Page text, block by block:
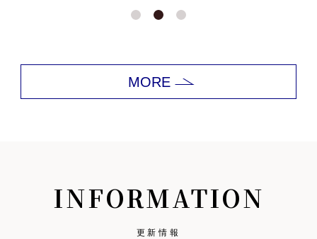
MORE
INFORMATION
更新情報